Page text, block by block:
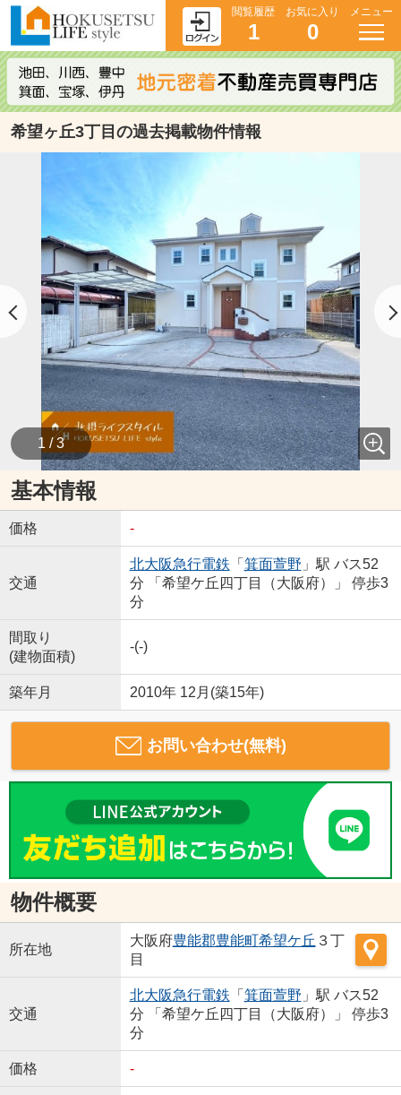
閲覧履歴
1
お気に入り
0
メニュー
希望ヶ丘3丁目の過去掲載物件情報
1 / 3
基本情報
価格 -
交通
北大阪急行電鉄 「 箕面萱野 」駅 バス52
分 「希望ケ丘四丁目（大阪府）」 停歩3
分
間取り
(建物面積)
-(-)
築年月 2010年 12月(築15年)
お問い合わせ(無料)
物件概要
所在地
大阪府豊能郡豊能町希望ケ丘 ３丁
目
交通
北大阪急行電鉄 「 箕面萱野 」駅 バス52
分 「希望ケ丘四丁目（大阪府）」 停歩3
分
価格 -